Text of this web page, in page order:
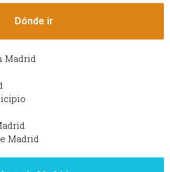
Dónde ir
Madrid
Madrid